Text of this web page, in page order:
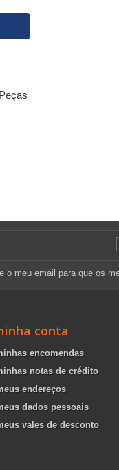
o meu email para que os
conta
encomendas
notas de crédito
endereços
dados pessoais
vales de desconto